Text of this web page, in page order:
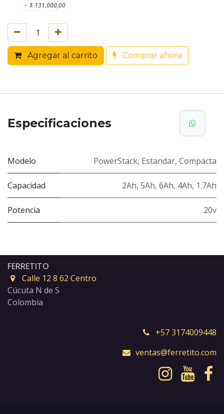
+ $ 131.000,00
Agregar al carrito Comprar ahora
Especificaciones
Modelo PowerStack, Estandar, Compacta
Capacidad 2Ah, 5Ah, 6Ah, 4Ah, 1.7Ah
Potencia 20v
FERRETITO
Calle 12 8 62 Centro
Cúcuta N de S
Colombia
+57 3174009448
ventas@ferretito.com